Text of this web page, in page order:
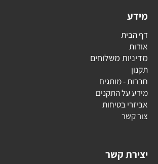
מידע
דף הבית
אודות
מדיניות משלוחים
תקנון
חברות - מותגים
מידע על התקנים
אביזרי בטיחות
צור קשר
יצירת קשר